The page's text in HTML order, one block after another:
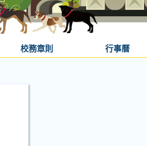
校務章則 行事曆